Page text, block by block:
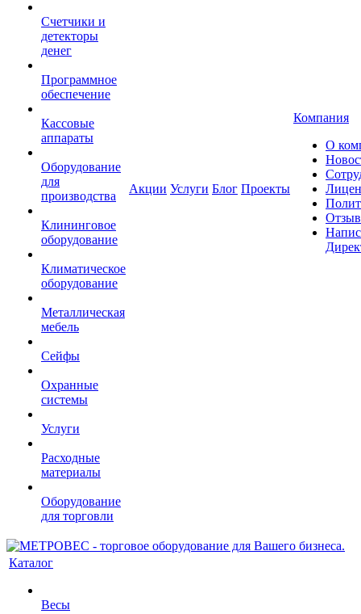
Счетчики и
детекторы
денег
Программное
обеспечение
Кассовые
аппараты
Оборудование
для
производства
Клининговое
оборудование
Климатическое
оборудование
Металлическая
мебель
Сейфы
Охранные
системы
Услуги
Расходные
материалы
Оборудование
для торговли
Акции Услуги Блог Проекты
Компания
О
Каталог
Весы